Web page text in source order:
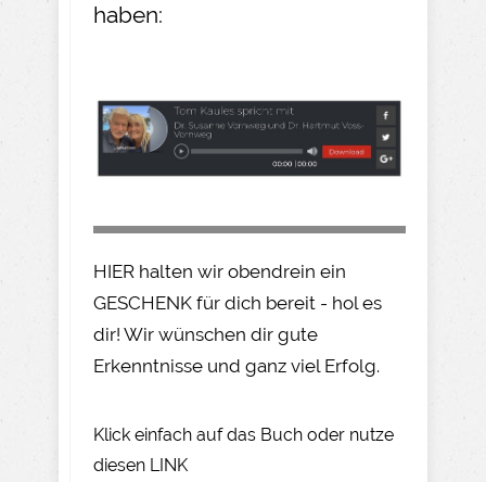
haben:
HIER halten wir obendrein ein
GESCHENK für dich bereit - hol es
dir! Wir wünschen dir gute
Erkenntnisse und ganz viel Erfolg.
Klick einfach auf das Buch oder nutze
diesen LINK